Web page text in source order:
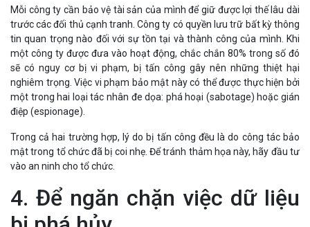
trước các đối thủ cạnh tranh. Công ty có quyền lưu trữ bất kỳ thông
tin quan trọng nào đối với sự tồn tại và thành công của mình. Khi
một công ty được đưa vào hoạt động, chắc chắn 80% trong số đó
sẽ có nguy cơ bị vi phạm, bị tấn công gây nên những thiệt hại
nghiêm trọng. Việc vi phạm bảo mật này có thể được thực hiện bởi
một trong hai loại tác nhân đe dọa: phá hoại (sabotage) hoặc gián
điệp (espionage).
mật trong tổ chức đã bị coi nhẹ. Để tránh thảm họa này, hãy đầu tư
vào an ninh cho tổ chức.
4. Để ngăn chặn việc dữ liệu
bị phá hủy